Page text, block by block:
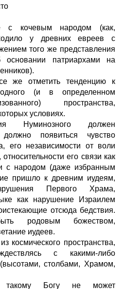
с кочевым народом (как,
у древних евреев с
того же представления
патриархами на
же отметить тенденцию к
(и в определенном
пространства,
условиях.
Нуминозного должен
появиться чувство
его независимости от воли
его связи как
с народом (даже избранным
пришло к древним иудеям,
Первого Храма,
как нарушение Израилем
отсюда бедствия.
родовым божеством,
иудеев.
космического пространства,
с какими-либо
столбами, Храмом,
такому Богу не может